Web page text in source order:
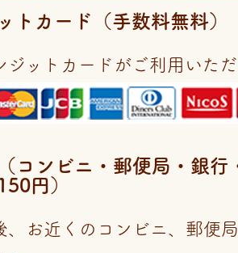
トカード（手数料無料）
ジットカードがご利用いた
コンビニ・郵便局・銀行
円）
、お近くのコンビニ、郵便